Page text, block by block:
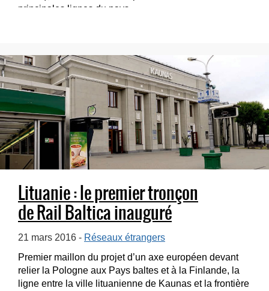
principales lignes du pays...
Lituanie : le premier tronçon
de Rail Baltica inauguré
21 mars 2016 - Réseaux étrangers
Premier maillon du projet d’un axe européen devant
relier la Pologne aux Pays baltes et à la Finlande, la
ligne entre la ville lituanienne de Kaunas et la frontière